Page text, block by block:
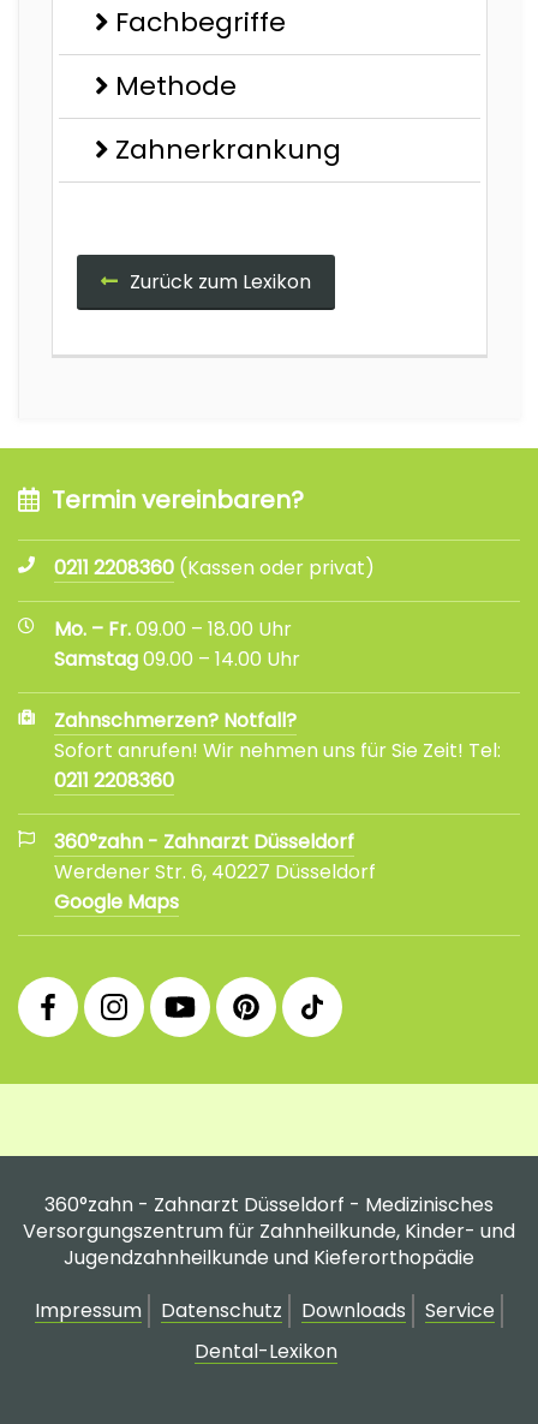
Fachbegriffe
Methode
Zahnerkrankung
Zurück zum Lexikon
Termin vereinbaren?
0211 2208360 (Kassen oder privat)
Mo. – Fr.09.00 – 18.00 Uhr
Samstag09.00 – 14.00 Uhr
Zahnschmerzen? Notfall?
Sofort anrufen! Wir nehmen uns für Sie Zeit! Tel:
0211 2208360
360°zahn - Zahnarzt Düsseldorf
Werdener Str. 6, 40227 Düsseldorf
Google Maps
360°
Facebook
Fanpage
360°
Instagram
Praxis
360°
YouTube
Channel
360°
Pinterest
Profil
360°
tiktok
Profil
360°zahn - Zahnarzt Düsseldorf - Medizinisches
Versorgungszentrum für Zahnheilkunde, Kinder- und
Jugendzahnheilkunde und Kieferorthopädie
Impressum
Datenschutz Downloads
Service
Dental-Lexikon